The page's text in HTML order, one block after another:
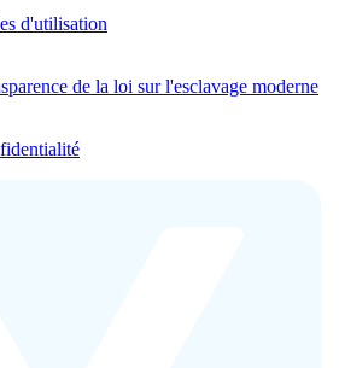
d'utilisation
de la loi sur l'esclavage moderne